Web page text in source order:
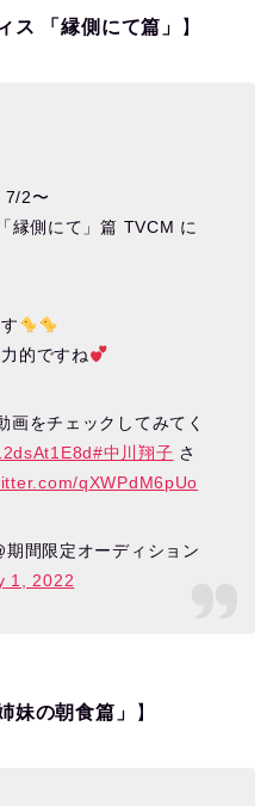
ス 「縁側にて篇」 】
7/2〜
縁側にて」篇 TVCM に
的ですね
画をチェックしてみてく
#中川翔子 さ
qXWPdM6pUo
間限定オーディション
1, 2022
妹の朝食篇」 】